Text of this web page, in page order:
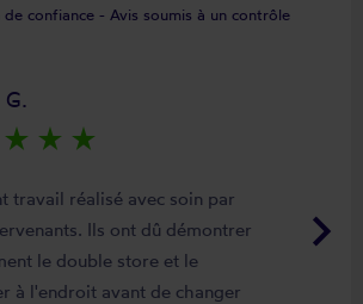
confiance - Avis soumis à un contrôle
keyboard_arrow_right
star_rate star_rate star_rate
travail réalisé avec soin par
Ils ont dû démontrer
le double store et le
à l'endroit avant de changer